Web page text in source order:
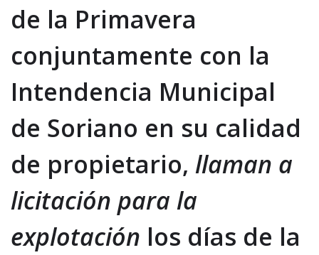
de la Primavera
conjuntamente con la
Intendencia Municipal
de Soriano en su calidad
de propietario, llaman a
licitación para la
explotación los días de la